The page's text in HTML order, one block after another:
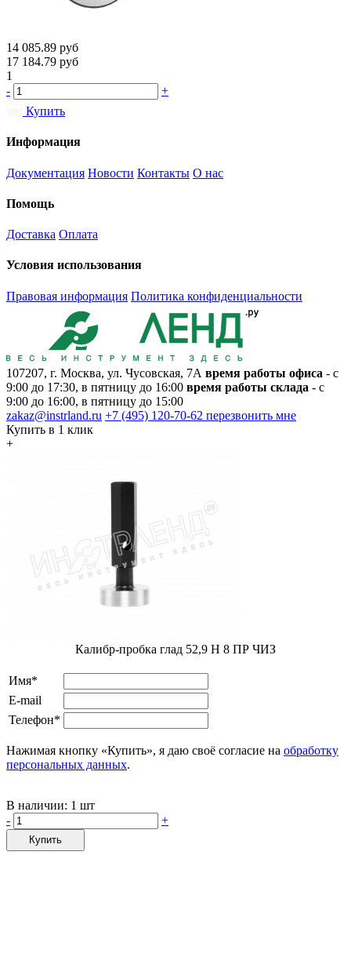
14 085.89 руб
17 184.79 руб
1
-
+
Купить
Информация
Документация Новости Контакты О нас
Помощь
Доставка Оплата
Условия использования
Правовая информация Политика конфиденциальности
107207, г. Москва, ул. Чусовская, 7А время работы офиса - с
9:00 до 17:30, в пятницу до 16:00 время работы склада - с
9:00 до 16:00, в пятницу до 15:00
zakaz@instrland.ru +7 (495) 120-70-62 перезвонить мне
Купить в 1 клик
+
Калибр-пробка глад 52,9 H 8 ПР ЧИЗ
Имя*
E-mail
Телефон*
Нажимая кнопку «Купить», я даю своё согласие на обработку
персональных данных.
В наличии: 1 шт
-
+
Купить